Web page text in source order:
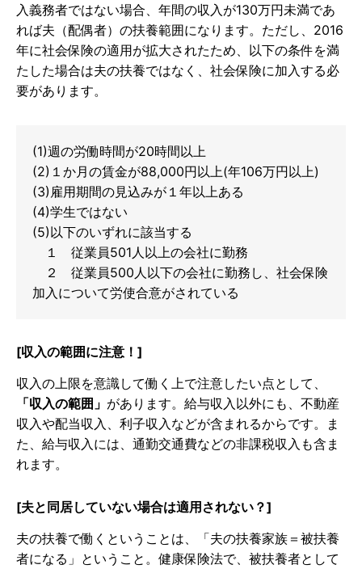
入義務者ではない場合、年間の収入が130万円未満であ
れば夫（配偶者）の扶養範囲になります。ただし、2016
年に社会保険の適用が拡大されたため、以下の条件を満
たした場合は夫の扶養ではなく、社会保険に加入する必
要があります。
(1)週の労働時間が20時間以上
(2)１か月の賃金が88,000円以上(年106万円以上)
(3)雇用期間の見込みが１年以上ある
(4)学生ではない
(5)以下のいずれに該当する
１ 従業員501人以上の会社に勤務
２ 従業員500人以下の会社に勤務し、社会保険
加入について労使合意がされている
[収入の範囲に注意！]
収入の上限を意識して働く上で注意したい点として、
「収入の範囲」 があります。給与収入以外にも、不動産
収入や配当収入、利子収入などが含まれるからです。ま
た、給与収入には、通勤交通費などの非課税収入も含ま
れます。
[夫と同居していない場合は適用されない？]
夫の扶養で働くということは、「夫の扶養家族＝被扶養
者になる」ということ。健康保険法で、被扶養者として